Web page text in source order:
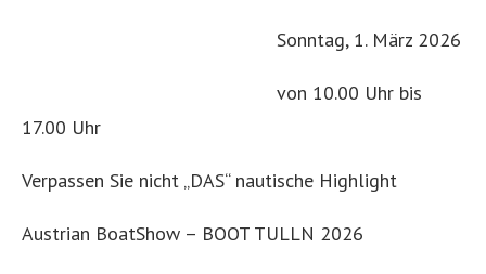
Sonntag, 1. März 2026
von 10.00 Uhr bis
17.00 Uhr
Verpassen Sie nicht „DAS“ nautische Highlight
Austrian BoatShow – BOOT TULLN 2026